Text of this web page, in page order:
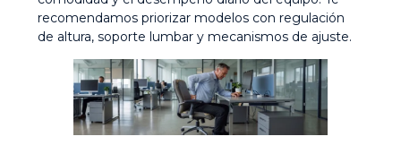
recomendamos priorizar modelos con regulación
de altura, soporte lumbar y mecanismos de ajuste.